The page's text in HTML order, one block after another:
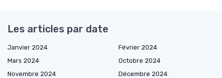
Les articles par date
Janvier 2024
Février 2024
Mars 2024
Octobre 2024
Novembre 2024
Décembre 2024